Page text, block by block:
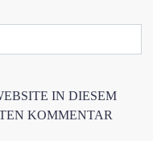
IN DIESEM
KOMMENTAR